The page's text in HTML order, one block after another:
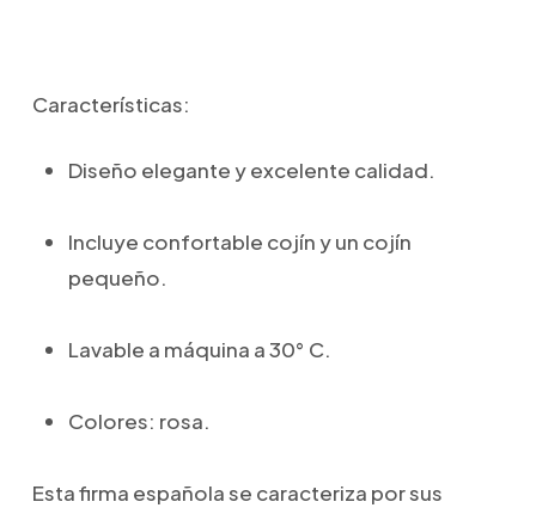
Características:
Diseño elegante y excelente calidad.
Incluye confortable cojín y un cojín
pequeño.
Lavable a máquina a 30° C.
Colores: rosa.
Esta firma española se caracteriza por sus